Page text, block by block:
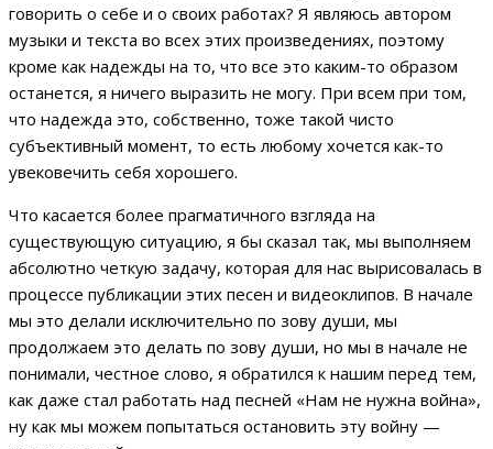
говорить о себе и о своих работах? Я являюсь автором
музыки и текста во всех этих произведениях, поэтому
кроме как надежды на то, что все это каким-то образом
останется, я ничего выразить не могу. При всем при том,
что надежда это, собственно, тоже такой чисто
субъективный момент, то есть любому хочется как-то
увековечить себя хорошего.
Что касается более прагматичного взгляда на
существующую ситуацию, я бы сказал так, мы выполняем
абсолютно четкую задачу, которая для нас вырисовалась в
процессе публикации этих песен и видеоклипов. В начале
мы это делали исключительно по зову души, мы
продолжаем это делать по зову души, но мы в начале не
понимали, честное слово, я обратился к нашим перед тем,
как даже стал работать над песней «Нам не нужна война»,
ну как мы можем попытаться остановить эту войну —